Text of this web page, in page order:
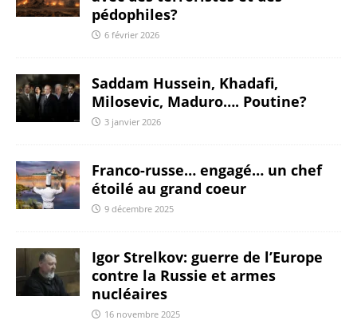
pédophiles?
6 février 2026
Saddam Hussein, Khadafi,
Milosevic, Maduro…. Poutine?
3 janvier 2026
Franco-russe… engagé… un chef
étoilé au grand coeur
9 décembre 2025
Igor Strelkov: guerre de l’Europe
contre la Russie et armes
nucléaires
16 novembre 2025